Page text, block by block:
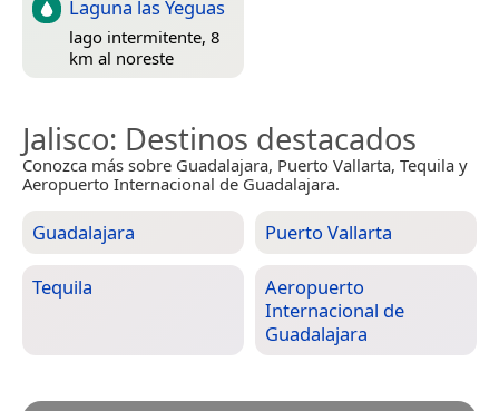
Laguna las Yeguas
lago intermitente, 8
km al noreste
Jalisco: Destinos destacados
Conozca más sobre Guadalajara, Puerto Vallarta, Tequila y
Aeropuerto Internacional de Guadalajara.
Guadalajara Puerto Vallarta
Tequila
Aeropuerto
Internacional de
Guadalajara